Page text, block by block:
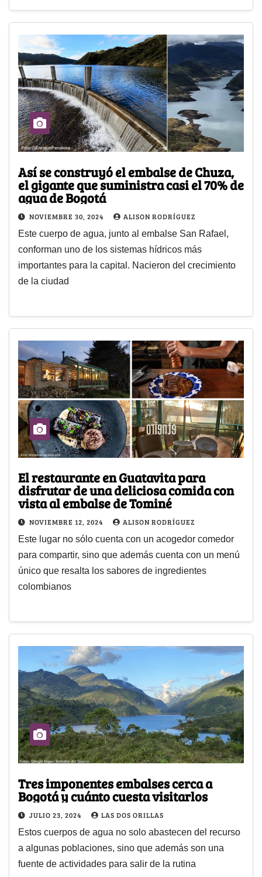
Así se construyó el embalse de Chuza,
el gigante que suministra casi el 70% de
agua de Bogotá
NOVIEMBRE 30, 2024 ALISON RODRÍGUEZ
Este cuerpo de agua, junto al embalse San Rafael,
conforman uno de los sistemas hídricos más
importantes para la capital. Nacieron del crecimiento
de la ciudad
El restaurante en Guatavita para
disfrutar de una deliciosa comida con
vista al embalse de Tominé
NOVIEMBRE 12, 2024 ALISON RODRÍGUEZ
Este lugar no sólo cuenta con un acogedor comedor
para compartir, sino que además cuenta con un menú
único que resalta los sabores de ingredientes
colombianos
Tres imponentes embalses cerca a
Bogotá y cuánto cuesta visitarlos
JULIO 23, 2024 LAS DOS ORILLAS
Estos cuerpos de agua no solo abastecen del recurso
a algunas poblaciones, sino que además son una
fuente de actividades para salir de la rutina